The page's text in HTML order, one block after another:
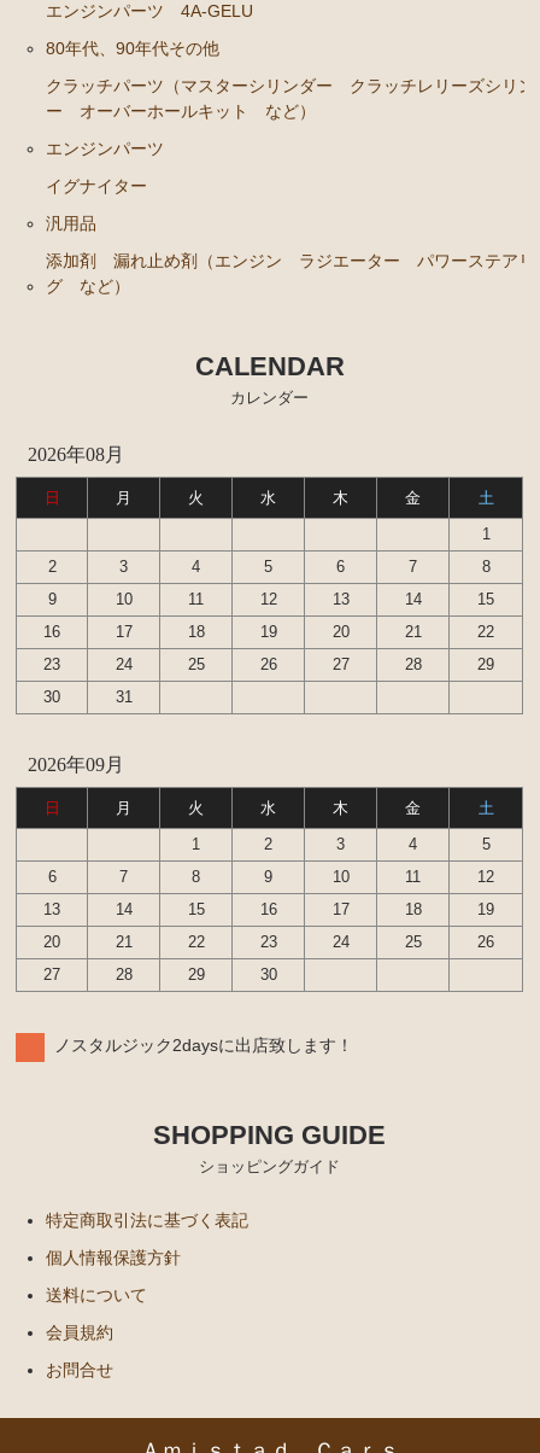
ステアリングパーツ（各種リペアキット ラックブー
ツ ラックエンド タイロッドエンド など）
燃料パーツ（ポンプ フィルター ダンパー センダ
ーゲージなど）
ウエザーストリップ
カローラ スプリンター カローラFX
80年代、90年代その他
ーズシリンダー オーバーホールキット など）
イグナイター
汎用品
添加剤 漏れ止め剤（エンジン ラジエーター パワー
ステアリング など）
エンジンパーツ 4A-GELU
80年代、90年代その他
クラッチパーツ（マスターシリンダー クラッチレリーズシリン
ー オーバーホールキット など）
エンジンパーツ
イグナイター
汎用品
添加剤 漏れ止め剤（エンジン ラジエーター パワーステアリ
グ など）
CALENDAR
カレンダー
2026年08月
日 月 火 水 木 金
土
1
2
3 4 5 6 7
8
9
10 11 12 13 14
15
16
17 18 19 20 21
22
23
24 25 26 27 28
29
30
31
2026年09月
日 月 火 水 木 金
土
1
2 3 4
5
6
7 8 9 10 11
12
13
14 15 16 17 18
19
20
21 22 23 24 25
26
27
28 29 30
ノスタルジック2daysに出店致します！
SHOPPING GUIDE
ショッピングガイド
特定商取引法に基づく表記
個人情報保護方針
送料について
会員規約
お問合せ